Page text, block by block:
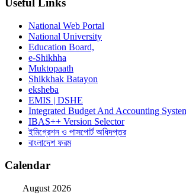
Useful Links
National Web Portal
National University
Education Board,
e-Shikhha
Muktopaath
Shikkhak Batayon
eksheba
EMIS | DSHE
Integrated Budget And Accounting
IBAS++ Version Selector
ইমিগ্রেশন ও পাসপোর্ট অধিদপ্তর
বাংলাদেশ ফরম
Calendar
August 2026